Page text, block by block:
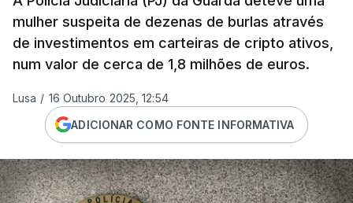
mulher suspeita de dezenas de burlas através
de investimentos em carteiras de cripto ativos,
num valor de cerca de 1,8 milhões de euros.
Lusa / 16 Outubro 2025, 12:54
ADICIONAR COMO FONTE INFORMATIVA